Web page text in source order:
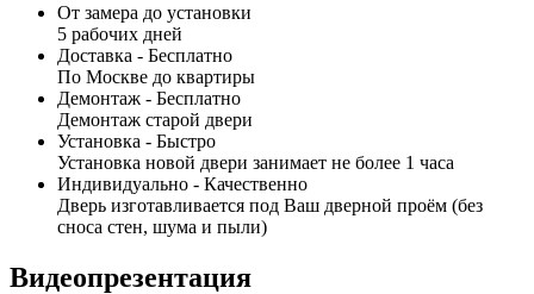
От замера до установки
5 рабочих дней
Доставка - Бесплатно
По Москве до квартиры
Демонтаж - Бесплатно
Демонтаж старой двери
Установка - Быстро
Установка новой двери занимает не более 1 часа
Индивидуально - Качественно
Дверь изготавливается под Ваш дверной проём (без
сноса стен, шума и пыли)
Видеопрезентация